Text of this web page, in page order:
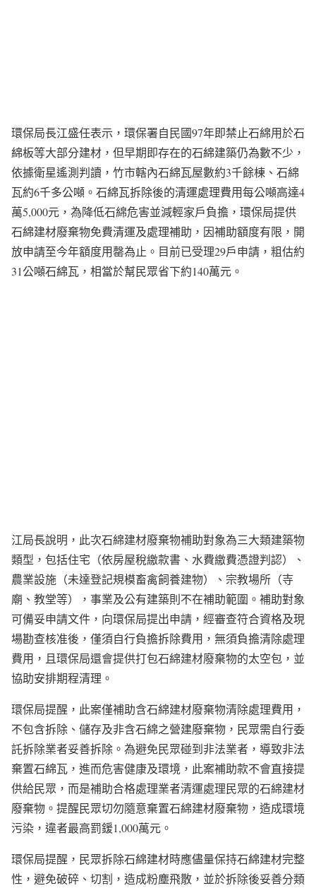
環保局長江盛任表示，環保署自民國97年即禁止石綿用於石
綿板等大部分建材，但早期即存在的石綿建築仍為數不少，
依據衛星遙測判讀，竹市轄內石綿瓦屋數約3千餘棟、石綿
瓦約6千多公噸。石綿瓦拆除後的清運處理費用每公噸高達4
萬5,000元，為降低石綿危害並減輕家戶負擔，環保局提供
石綿建材廢棄物免費清運及處理補助，因補助額度有限，開
放申請至今年額度用罄為止。目前已受理29戶申請，粗估約
31公噸石綿瓦，相當於幫民眾省下約140萬元。
江局長說明，此次石綿建材廢棄物補助對象為三大類建築物
類型，包括住宅（依房屋稅繳款書、水費繳費憑證判認）、
農業設施（未達登記規模畜禽飼養建物）、宗教場所（寺
廟、教堂等），事業及公有建築則不在補助範圍。補助對象
可備妥申請文件，向環保局提出申請，經審查符合資格及現
場勘查核准後，僅須自行負擔拆除費用，無須負擔清除處理
費用，且環保局還會提供打包石綿建材廢棄物的太空包，並
協助安排期程清理。
環保局提醒，此案僅補助含石綿建材廢棄物清除處理費用，
不包含拆除、儲存及非含石綿之營建廢棄物，民眾需自行委
託拆除業者妥善拆除。為避免民眾碰到非法業者，導致非法
棄置石綿瓦，進而危害健康及環境，此案補助款不會直接提
供給民眾，而是補助合格處理業者清運處理民眾的石綿建材
廢棄物。提醒民眾切勿隨意棄置石綿建材廢棄物，造成環境
污染，違者最高罰鍰1,000萬元。
環保局提醒，民眾拆除石綿建材時應儘量保持石綿建材完整
性，避免破碎、切割，造成粉塵飛散，並於拆除後妥善分類